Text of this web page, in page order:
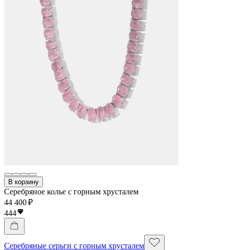
В корзину
Серебряное колье с горным хрусталем
44 400 ₽
444
Серебряные серьги с горным хрусталем